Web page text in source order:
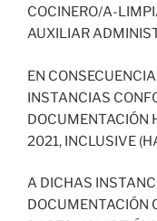
COCINERO/A-
AUXILIAR
EN
INSTANCIAS
DOCUMENTACIÓN
2021, INCLUSIVE
A DICHAS
DOCUMENTACIÓN